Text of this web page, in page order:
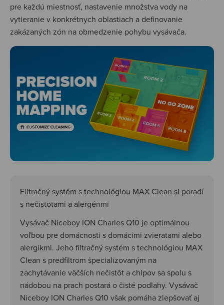
pre každú miestnosť, nastavenie množstva vody na
vytieranie v konkrétnych oblastiach a definovanie
zakázaných zón na obmedzenie pohybu vysávača.
Filtračný systém s technológiou MAX Clean si poradí
s nečistotami a alergénmi
Vysávač Niceboy ION Charles Q10 je optimálnou
voľbou pre domácnosti s domácimi zvieratami alebo
alergikmi. Jeho filtračný systém s technológiou MAX
Clean s predfiltrom špecializovaným na
zachytávanie väčších nečistôt a chlpov sa spolu s
nádobou na prach postará o čisté podlahy. Vysávač
Niceboy ION Charles Q10 však pomáha zlepšovať aj